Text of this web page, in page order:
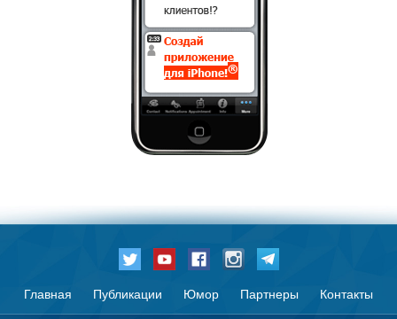
Главная Публикации Юмор Партнеры Контакты